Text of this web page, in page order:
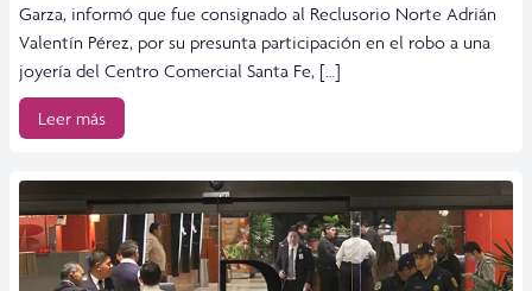
Garza, informó que fue consignado al Reclusorio Norte Adrián
Valentín Pérez, por su presunta participación en el robo a una
joyería del Centro Comercial Santa Fe, […]
Leer más